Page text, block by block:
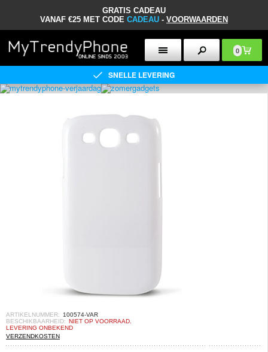
GRATIS CADEAU
VANAF €25 MET CODE CADEAU - VOORWAARDEN
0
SNELLE LEVERING
ARTIKELNUMMER:
100574-VAR
BESCHIKBAARHEID: NIET OP VOORRAAD.
LEVERING ONBEKEND
VERZENDKOSTEN